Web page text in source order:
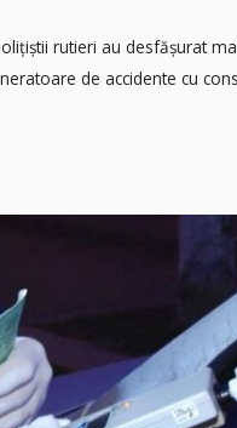
rutieri au desfășurat
de accidente cu